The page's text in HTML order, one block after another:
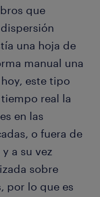
que
una hoja de
manual una
este tipo
real la
en las
o fuera de
a su vez
sobre
por lo que es